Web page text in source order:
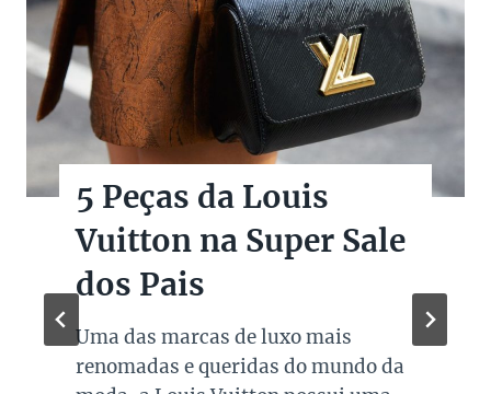
Quanto Vale Minha
Bolsa de Luxo
Seminova? Guia de
Avaliação e
Consignação